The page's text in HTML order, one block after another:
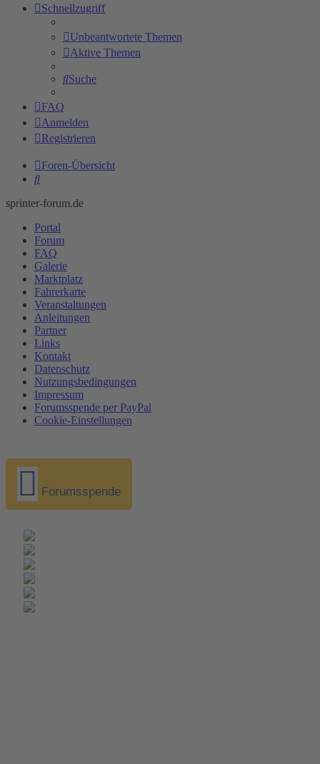
Schnellzugriff
Unbeantwortete Themen
Aktive Themen
Suche
FAQ
Anmelden
Registrieren
Foren-Übersicht
Suche
sprinter-forum.de
Portal
Forum
FAQ
Galerie
Marktplatz
Fahrerkarte
Veranstaltungen
Anleitungen
Partner
Links
Kontakt
Datenschutz
Nutzungsbedingungen
Impressum
Forumsspende per PayPal
Cookie-Einstellungen
Forumsspende